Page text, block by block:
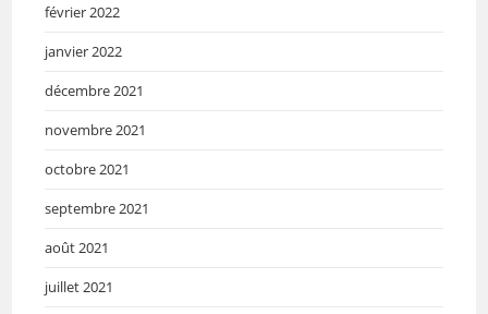
février 2022
janvier 2022
décembre 2021
novembre 2021
octobre 2021
septembre 2021
août 2021
juillet 2021